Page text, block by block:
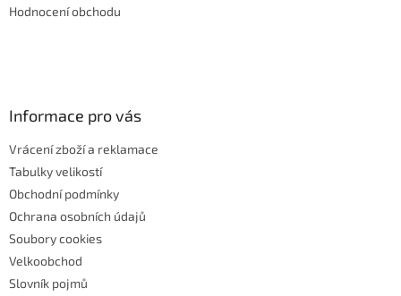
Hodnocení obchodu
Informace pro vás
Vrácení zboží a reklamace
Tabulky velikostí
Obchodní podmínky
Ochrana osobních údajů
Soubory cookies
Velkoobchod
Slovník pojmů